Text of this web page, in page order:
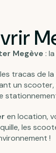
Megève :
tracas de
un
en location,
les
!